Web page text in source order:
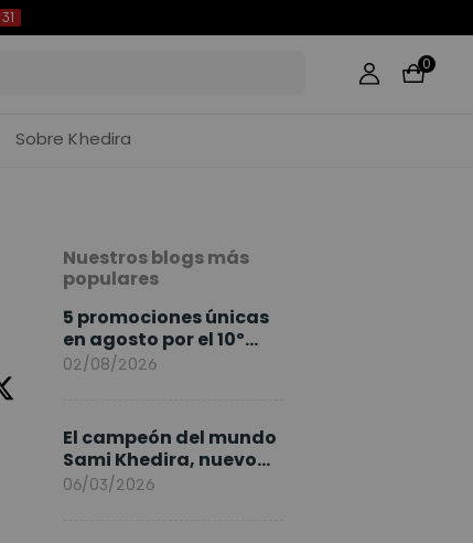
0
Sobre Khedira
Nuestros blogs más
populares
5 promociones únicas
en agosto por el 10º
Aniversario de
02/08/2026
El campeón del mundo
Sami Khedira, nuevo
embajador de
06/03/2026